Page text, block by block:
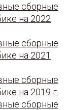
сборные
на 2022
сборные
на 2021
сборные
на 2019 г.
сборные